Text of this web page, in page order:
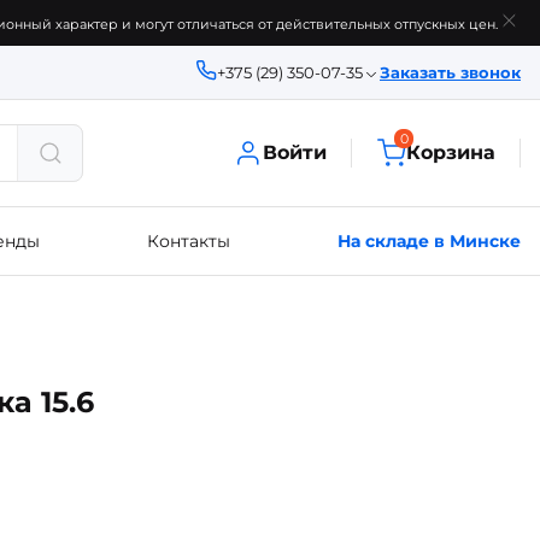
характер и могут отличаться от действительных отпускных цен.
+375 (29) 350-07-35 Заказать звонок
Войти
0
Корзина
Контакты На складе в Минске
15.6